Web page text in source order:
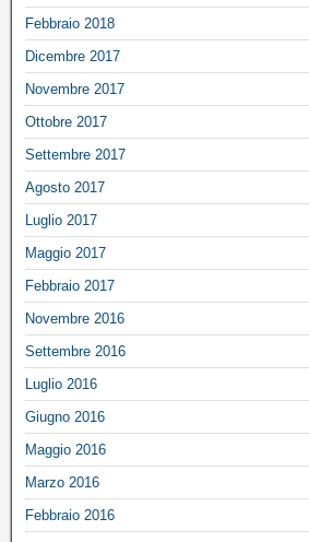
Febbraio 2018
Dicembre 2017
Novembre 2017
Ottobre 2017
Settembre 2017
Agosto 2017
Luglio 2017
Maggio 2017
Febbraio 2017
Novembre 2016
Settembre 2016
Luglio 2016
Giugno 2016
Maggio 2016
Marzo 2016
Febbraio 2016